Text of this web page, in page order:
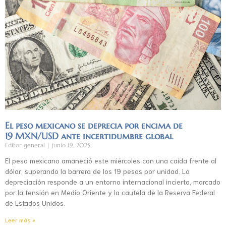
El peso mexicano se deprecia por encima de
19 MXN/USD ante incertidumbre global
Editor general junio 19, 2025
El peso mexicano amaneció este miércoles con una caída frente al
dólar, superando la barrera de los 19 pesos por unidad. La
depreciación responde a un entorno internacional incierto, marcado
por la tensión en Medio Oriente y la cautela de la Reserva Federal
de Estados Unidos.
Leer más »